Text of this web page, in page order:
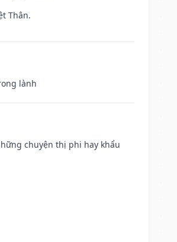
Thân.
lành
chuyện thị phi hay khẩu